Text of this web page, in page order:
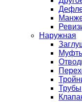
Наружная
Трубы